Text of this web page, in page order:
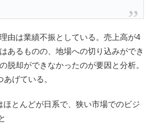
由は業績不振としている。売上高が4
あるものの、地場への切り込みができ
脱却ができなかったのが要因と分析。
げている。
ほとんどが日系で、狭い市場でのビジ